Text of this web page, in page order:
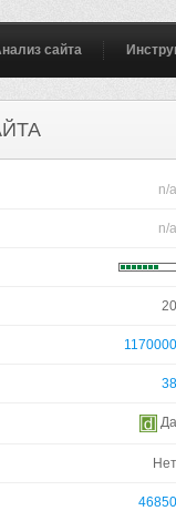
сайта
n/a
n/a
20
1170000
38
Да
Нет
46850